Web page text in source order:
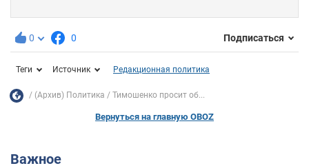
0 0 Подписаться
Теги Источник Редакционная политика
(Архив) Политика Тимошенко просит об...
Вернуться на главную OBOZ
Важное